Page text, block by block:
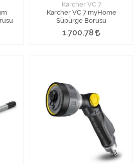
Karcher VC 7
Karcher VC 7 myHome
Süpürge Borusu
1.700,78